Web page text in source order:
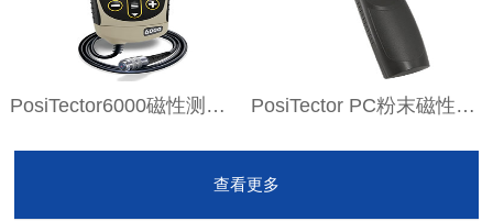
PosiTector6000磁性测厚仪 PosiTector PC粉末磁性测厚仪
查看更多